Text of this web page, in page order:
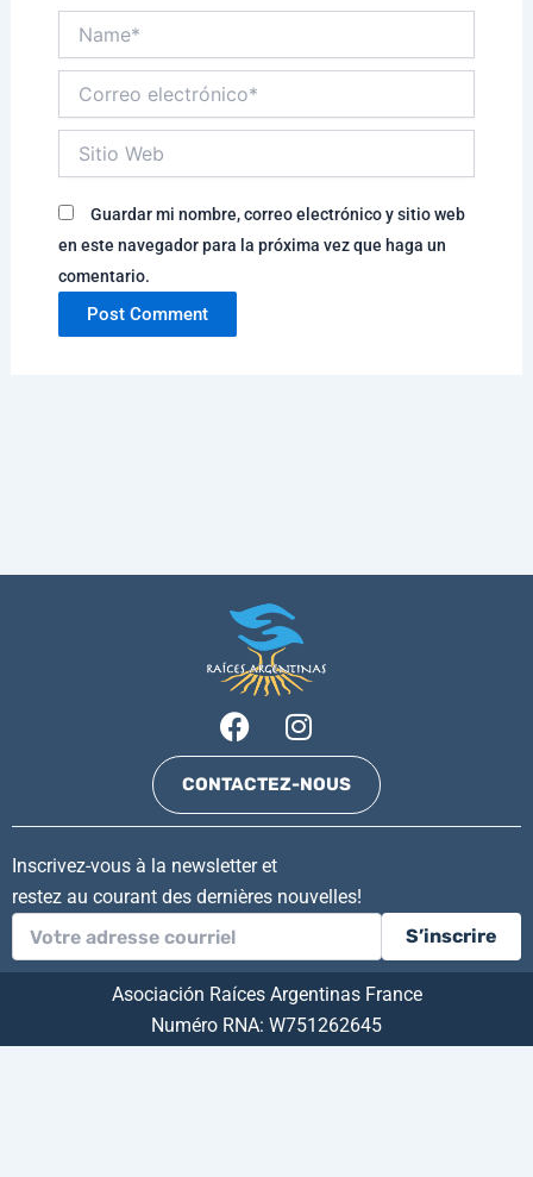
electrónico*
Web
Guardar mi nombre, correo electrónico y sitio web
en este navegador para la próxima vez que haga un
comentario.
F
a
c
e
b
o
o
k
I
n
s
t
a
r
a
CONTACTEZ-NOUS
Inscrivez-vous à la newsletter et
restez au courant des dernières nouvelles!
S’inscrire
Asociación Raíces Argentinas France
Numéro RNA: W751262645